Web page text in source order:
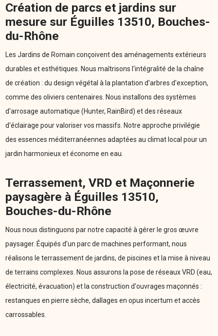
Création de parcs et jardins sur
mesure sur Éguilles 13510, Bouches-
du-Rhône
Les Jardins de Romain conçoivent des aménagements extérieurs
durables et esthétiques. Nous maîtrisons l'intégralité de la chaîne
de création : du design végétal à la plantation d'arbres d'exception,
comme des oliviers centenaires. Nous installons des systèmes
d'arrosage automatique (Hunter, RainBird) et des réseaux
d'éclairage pour valoriser vos massifs. Notre approche privilégie
des essences méditerranéennes adaptées au climat local pour un
jardin harmonieux et économe en eau.
Terrassement, VRD et Maçonnerie
paysagère à Éguilles 13510,
Bouches-du-Rhône
Nous nous distinguons par notre capacité à gérer le gros œuvre
paysager. Équipés d'un parc de machines performant, nous
réalisons le terrassement de jardins, de piscines et la mise à niveau
de terrains complexes. Nous assurons la pose de réseaux VRD (eau,
électricité, évacuation) et la construction d'ouvrages maçonnés :
restanques en pierre sèche, dallages en opus incertum et accès
carrossables.